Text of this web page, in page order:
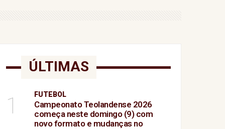
ÚLTIMAS
1 FUTEBOL
Campeonato Teolandense 2026
começa neste domingo (9) com
novo formato e mudanças no